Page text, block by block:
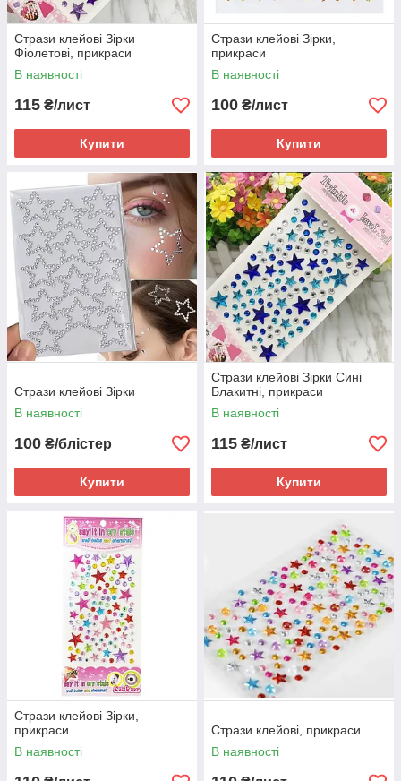
Стрази клейові Зірки
Фіолетові, прикраси
В наявності
115 ₴/лист
Купити
Стрази клейові Зірки,
прикраси
В наявності
100 ₴/лист
Купити
Стрази клейові Зірки
В наявності
100 ₴/блістер
Купити
Стрази клейові Зірки Сині
Блакитні, прикраси
В наявності
115 ₴/лист
Купити
Стрази клейові Зірки,
прикраси
В наявності
Стрази клейові, прикраси
В наявності